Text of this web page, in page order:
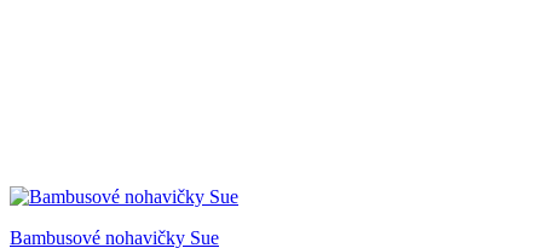
Bambusové nohavičky Sue